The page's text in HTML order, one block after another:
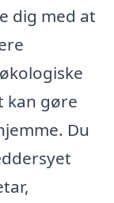
dig med at
kan gøre
Du